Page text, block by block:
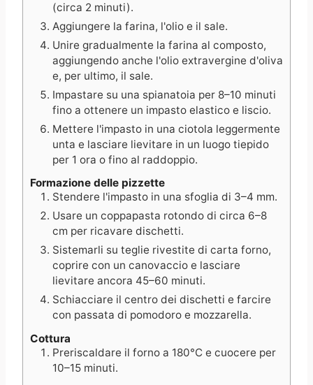
(circa 2 minuti).
Aggiungere la farina, l'olio e il sale.
Unire gradualmente la farina al composto,
aggiungendo anche l'olio extravergine d'oliva
e, per ultimo, il sale.
Impastare su una spianatoia per 8–10 minuti
fino a ottenere un impasto elastico e liscio.
Mettere l'impasto in una ciotola leggermente
unta e lasciare lievitare in un luogo tiepido
per 1 ora o fino al raddoppio.
Formazione delle pizzette
Stendere l'impasto in una sfoglia di 3–4 mm.
Usare un coppapasta rotondo di circa 6–8
cm per ricavare dischetti.
Sistemarli su teglie rivestite di carta forno,
coprire con un canovaccio e lasciare
lievitare ancora 45–60 minuti.
Schiacciare il centro dei dischetti e farcire
con passata di pomodoro e mozzarella.
Cottura
Preriscaldare il forno a 180°C e cuocere per
10–15 minuti.